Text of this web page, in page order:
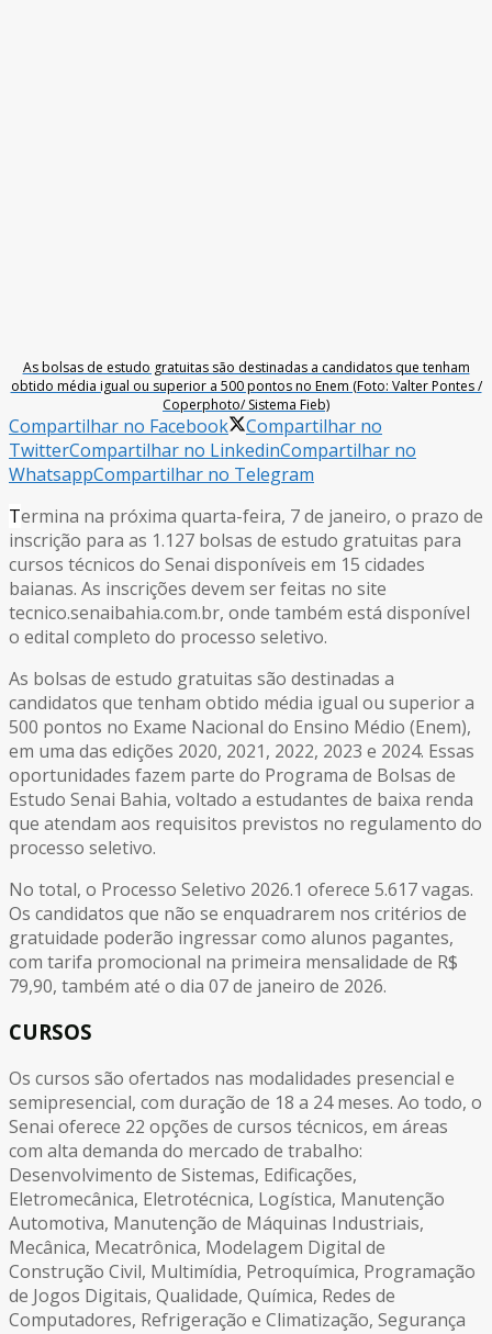
As bolsas de estudo gratuitas são destinadas a candidatos que tenham
obtido média igual ou superior a 500 pontos no Enem (Foto: Valter Pontes /
Coperphoto/ Sistema Fieb)
Compartilhar no Facebook
Compartilhar no
TwitterCompartilhar no LinkedinCompartilhar no
WhatsappCompartilhar no Telegram
Termina na próxima quarta-feira, 7 de janeiro, o prazo de
inscrição para as 1.127 bolsas de estudo gratuitas para
cursos técnicos do Senai disponíveis em 15 cidades
baianas. As inscrições devem ser feitas no site
tecnico.senaibahia.com.br, onde também está disponível
o edital completo do processo seletivo.
As bolsas de estudo gratuitas são destinadas a
candidatos que tenham obtido média igual ou superior a
500 pontos no Exame Nacional do Ensino Médio (Enem),
em uma das edições 2020, 2021, 2022, 2023 e 2024. Essas
oportunidades fazem parte do Programa de Bolsas de
Estudo Senai Bahia, voltado a estudantes de baixa renda
que atendam aos requisitos previstos no regulamento do
processo seletivo.
No total, o Processo Seletivo 2026.1 oferece 5.617 vagas.
Os candidatos que não se enquadrarem nos critérios de
gratuidade poderão ingressar como alunos pagantes,
com tarifa promocional na primeira mensalidade de R$
79,90, também até o dia 07 de janeiro de 2026.
CURSOS
Os cursos são ofertados nas modalidades presencial e
semipresencial, com duração de 18 a 24 meses. Ao todo, o
Senai oferece 22 opções de cursos técnicos, em áreas
com alta demanda do mercado de trabalho:
Desenvolvimento de Sistemas, Edificações,
Eletromecânica, Eletrotécnica, Logística, Manutenção
Automotiva, Manutenção de Máquinas Industriais,
Mecânica, Mecatrônica, Modelagem Digital de
Construção Civil, Multimídia, Petroquímica, Programação
de Jogos Digitais, Qualidade, Química, Redes de
Computadores, Refrigeração e Climatização, Segurança